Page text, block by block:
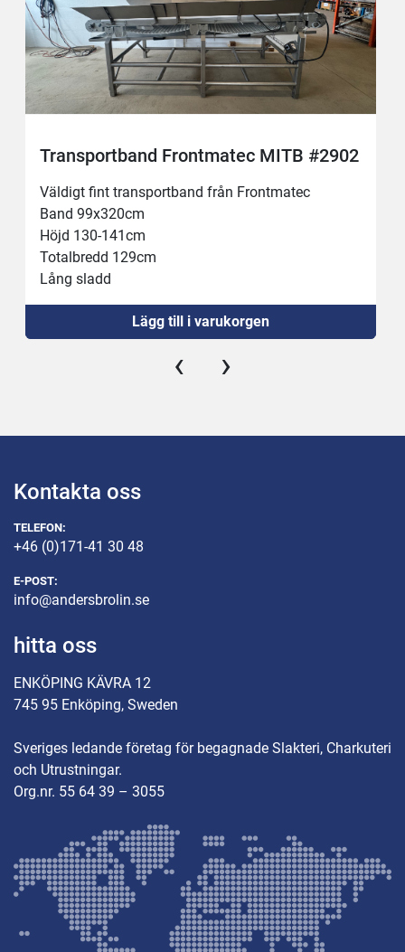
Transportband Frontmatec MITB #2902
Väldigt fint transportband från Frontmatec
Band 99x320cm
Höjd 130-141cm
Totalbredd 129cm
Lång sladd
Ny strömställare
Ny 16A kontakt Lägg till i varukorgen
‹ ›
Kontakta oss
TELEFON:
+46 (0)171-41 30 48
E-POST:
info@andersbrolin.se
hitta oss
ENKÖPING KÄVRA 12
745 95 Enköping, Sweden
Sveriges ledande företag för begagnade Slakteri, Charkuteri
och Utrustningar.
Org.nr. 55 64 39 – 3055